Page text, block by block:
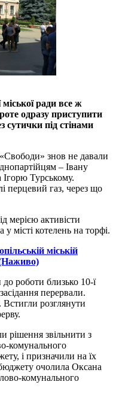
ради все ж
одразу приступити
сутички під стінами
знов не давали
– Івану
Турському.
перцевий газ, через що
мерією активісти
місті котелень на торфі.
міській
(Наживо)
роботи близько 10-ї
перервали.
розглянути
рішення звільнити з
комунального
і призначили на їх
очолила Оксана
комунального